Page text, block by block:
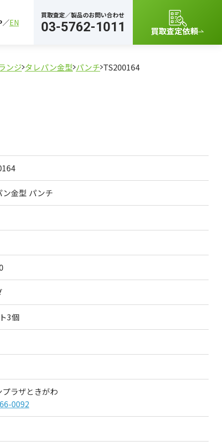
EN
買取査定／製品のお問い合わせ
03-5762-1011 買取査定依頼
ンジ タレパン金型 パンチ TS200164
ン金型 パンチ
3個
ラザときがわ
0092